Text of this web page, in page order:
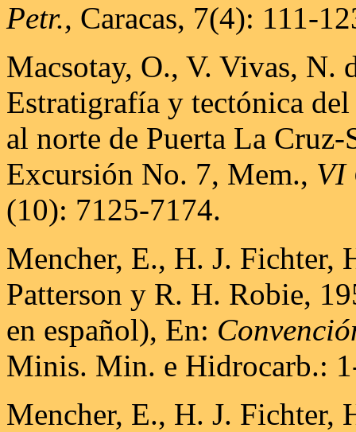
Petr., Caracas, 7(4): 111-
Macsotay, O., V. Vivas,
Estratigrafía y tectónica del
al norte de Puerta La Cruz-
Excursión No. 7, Mem., VI
(10): 7125-7174.
Mencher, E., H. J. Fichter,
Patterson y R. H. Robie,
en español), En:
Minis. Min. e Hidrocarb.:
Mencher, E., H. J. Fichter,